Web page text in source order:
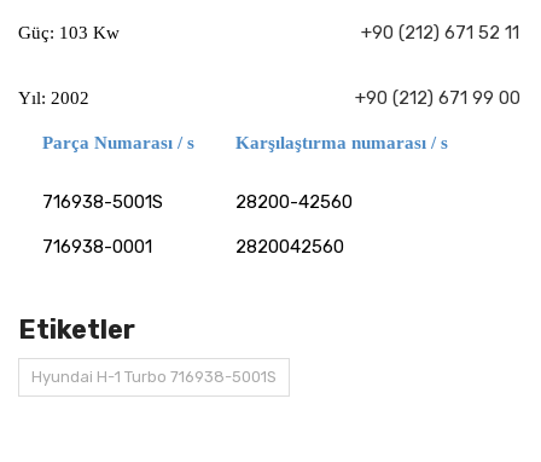
Güç: 103 Kw +90 (212) 671 52 11
Yıl: 2002 +90 (212) 671 99 00
Parça Numarası / s
716938-5001S
716938-0001
Karşılaştırma numarası / s
28200-42560
2820042560
Etiketler
Hyundai H-1 Turbo 716938-5001S